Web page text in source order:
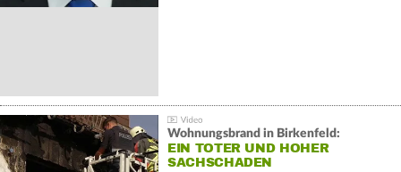
Wohnungsbrand in Birkenfeld:
EIN TOTER UND HOHER
SACHSCHADEN